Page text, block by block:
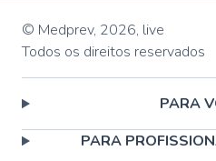
© Medprev, 2026, live
Todos os direitos reservados
PARA
PARA